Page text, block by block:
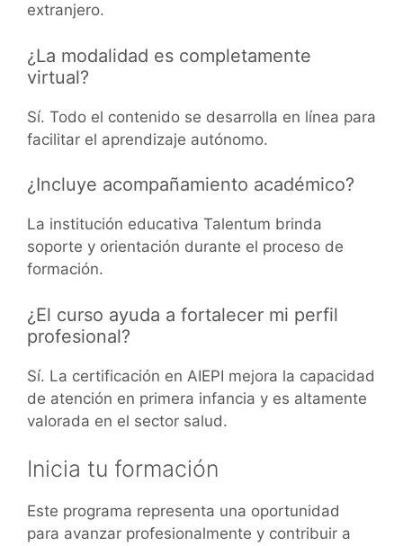
extranjero.
¿La modalidad es completamente
virtual?
Sí. Todo el contenido se desarrolla en línea para
facilitar el aprendizaje autónomo.
¿Incluye acompañamiento académico?
La institución educativa Talentum brinda
soporte y orientación durante el proceso de
formación.
¿El curso ayuda a fortalecer mi perfil
profesional?
Sí. La certificación en AIEPI mejora la capacidad
de atención en primera infancia y es altamente
valorada en el sector salud.
Inicia tu formación
Este programa representa una oportunidad
para avanzar profesionalmente y contribuir a